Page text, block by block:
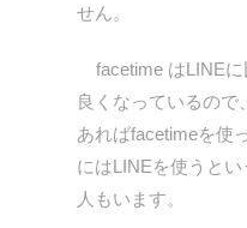
せん。
facetime はLINEに
良くなっているので
あればfacetimeを使
にはLINEを使うと
人もいます。